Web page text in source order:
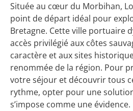
Située au cœur du Morbihan,
point de départ idéal pour
Bretagne. Cette ville portuaire
accès privilégié aux côtes
caractère et aux sites
renommée de la région. Pour
votre séjour et découvrir tous
rythme, opter pour une
s’impose comme une évidence.